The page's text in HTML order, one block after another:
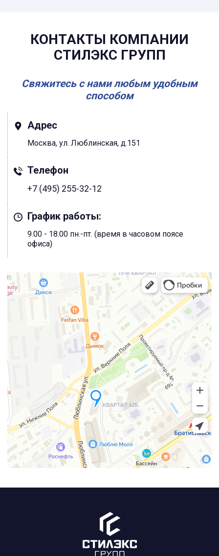
КОНТАКТЫ КОМПАНИИ
СТИЛЭКС ГРУПП
Свяжитесь с нами любым удобным
способом
Адрес
Москва, ул. Люблинская, д.151
Телефон
+7 (495) 255-32-12
График работы:
9.00 - 18.00 пн.-пт. (время в часовом поясе
офиса)